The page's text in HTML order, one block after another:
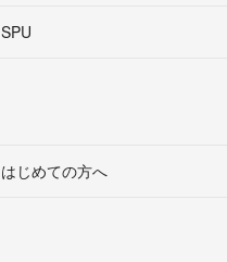
SPU
はじめての方へ